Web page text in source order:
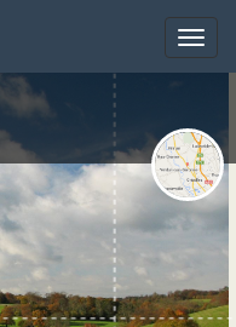
Toggle
Toggle